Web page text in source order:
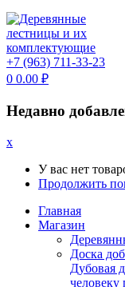
+7 (963) 711-33-23
0 0.00 ₽
Недавно
x
У вас нет
Продолжить
Главная
Магазин
Доска
Дубовая
человеку